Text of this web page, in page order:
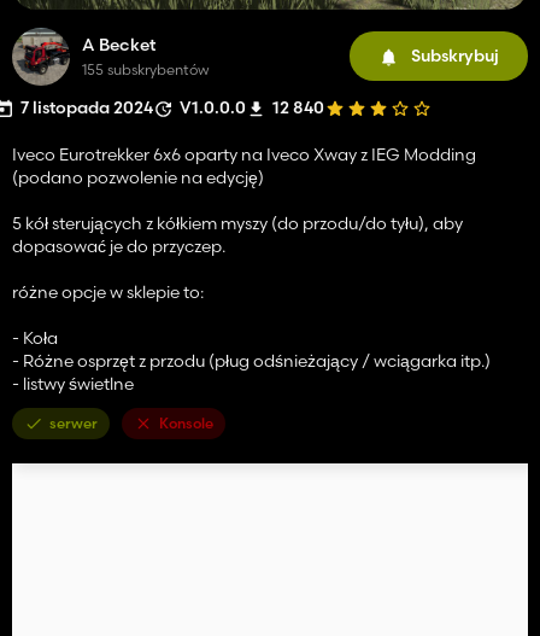
A Becket
155 subskrybentów
Subskrybuj
7 listopada 2024 V1.0.0.0 12 840
Iveco Eurotrekker 6x6 oparty na Iveco Xway z IEG Modding
(podano pozwolenie na edycję)
5 kół sterujących z kółkiem myszy (do przodu/do tyłu), aby
dopasować je do przyczep.
różne opcje w sklepie to:
- Koła
- Różne osprzęt z przodu (pług odśnieżający / wciągarka itp.)
- listwy świetlne
serwer Konsole